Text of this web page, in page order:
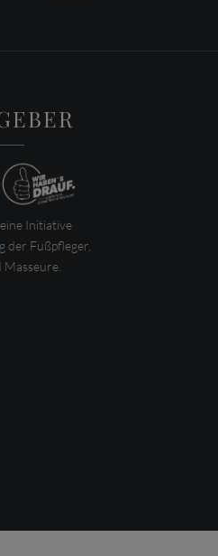
Initiative
der Fußpfleger,